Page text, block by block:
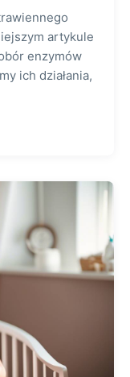
artykule
enzymów
ich działania,